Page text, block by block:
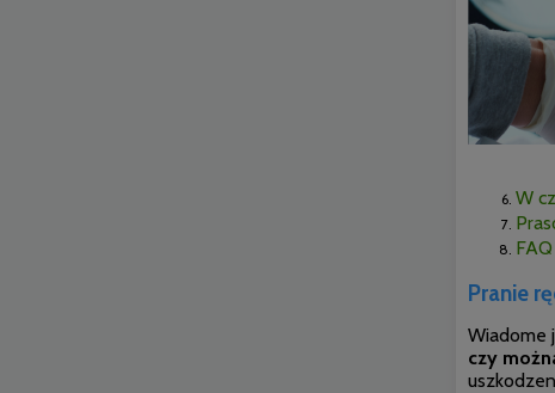
W
FAQ
Pranie
Wiadome
czy